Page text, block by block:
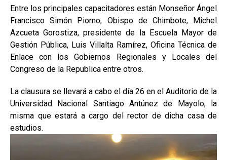
Entre los principales capacitadores están Monseñor Ángel
Francisco Simón Piorno, Obispo de Chimbote, Michel
Azcueta Gorostiza, presidente de la Escuela Mayor de
Gestión Pública, Luis Villalta Ramírez, Oficina Técnica de
Enlace con los Gobiernos Regionales y Locales del
Congreso de la Republica entre otros.
La clausura se llevará a cabo el día 26 en el Auditorio de la
Universidad Nacional Santiago Antúnez de Mayolo, la
misma que estará a cargo del rector de dicha casa de
estudios.